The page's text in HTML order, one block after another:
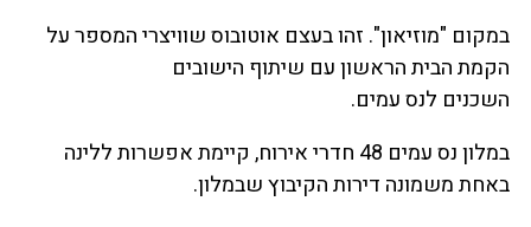
במקום "מוזיאון". זהו בעצם אוטובוס שוויצרי המספר על
הקמת הבית הראשון עם שיתוף הישובים
השכנים לנס עמים.
במלון נס עמים 48 חדרי אירוח, קיימת אפשרות ללינה
באחת משמונה דירות הקיבוץ שבמלון.